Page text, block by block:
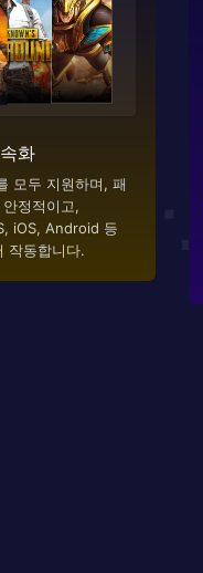
화
모두 지원하며, 패
정적이고,
iOS, Android 등
작동합니다.